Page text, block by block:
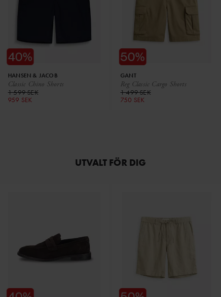
Classic Chino Shorts
HANSEN & JACOB
1 599 SEK
959 SEK
Reg Classic Cargo Shorts
GANT
1 499 SEK
750 SEK
UTVALT FÖR DIG